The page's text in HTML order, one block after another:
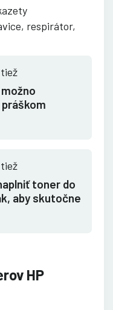
respirátor,
toner do
aby skutočne
HP